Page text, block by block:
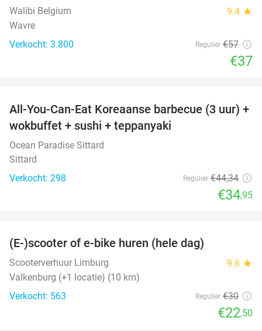
Walibi Belgium 9.4 star
Wavre
Verkocht: 3.800
Regulier €57
€37
21%
All-You-Can-Eat Koreaanse barbecue (3 uur) +
wokbuffet + sushi + teppanyaki
Ocean Paradise Sittard
Sittard
Verkocht: 298
Regulier €44,34
€34,95
(E-)scooter of e-bike huren (hele dag)
Scooterverhuur Limburg 9.6 star
Valkenburg (+1 locatie) (10 km)
Verkocht: 563
Regulier €30
€22,50